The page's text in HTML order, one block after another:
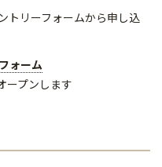
トリーフォームから申し込
ォーム
ープンします